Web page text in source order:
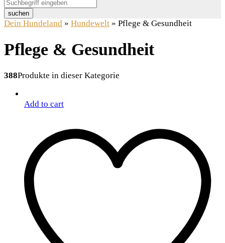
suchen
Dein Hundeland » Hundewelt » Pflege & Gesundheit
Pflege & Gesundheit
388Produkte in dieser Kategorie
Add to cart